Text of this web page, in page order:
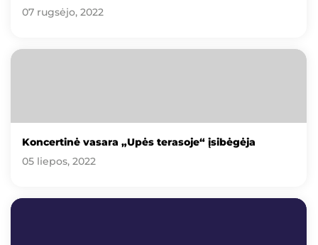
07 rugsėjo, 2022
Koncertinė vasara „Upės terasoje“ įsibėgėja
05 liepos, 2022